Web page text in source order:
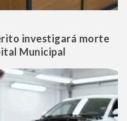
investigará morte
Municipal